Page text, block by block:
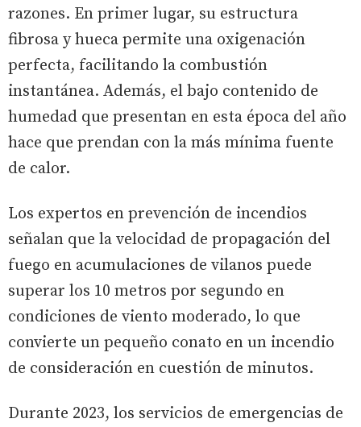
razones. En primer lugar, su estructura
fibrosa y hueca permite una oxigenación
perfecta, facilitando la combustión
instantánea. Además, el bajo contenido de
humedad que presentan en esta época del año
hace que prendan con la más mínima fuente
de calor.
Los expertos en prevención de incendios
señalan que la velocidad de propagación del
fuego en acumulaciones de vilanos puede
superar los 10 metros por segundo en
condiciones de viento moderado, lo que
convierte un pequeño conato en un incendio
de consideración en cuestión de minutos.
Durante 2023, los servicios de emergencias de